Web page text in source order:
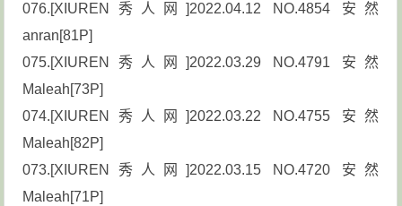
076.[XIUREN秀人网]2022.04.12 NO.4854 安然
anran[81P]
075.[XIUREN秀人网]2022.03.29 NO.4791 安然
Maleah[73P]
074.[XIUREN秀人网]2022.03.22 NO.4755 安然
Maleah[82P]
073.[XIUREN秀人网]2022.03.15 NO.4720 安然
Maleah[71P]